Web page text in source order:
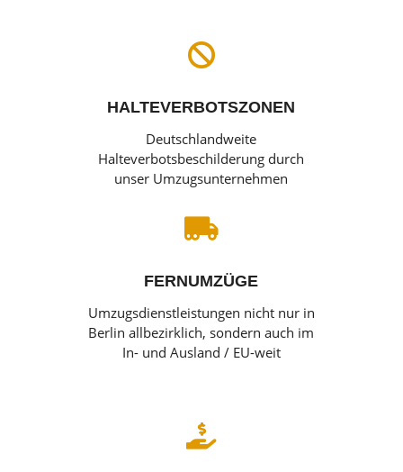

HALTEVERBOTSZONEN
Deutschlandweite
Halteverbotsbeschilderung durch
unser Umzugsunternehmen

FERNUMZÜGE
Umzugsdienstleistungen nicht nur in
Berlin allbezirklich, sondern auch im
In- und Ausland / EU-weit
